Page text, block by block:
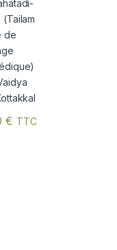
€ TTC